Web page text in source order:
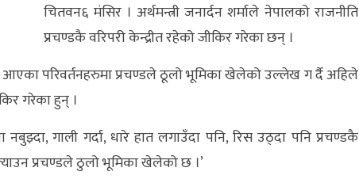
चितवन६ मंसिर । अर्थमन्त्री जनार्दन शर्माले नेपालको राजनीति
प्रचण्डकै वरिपरी केन्द्रीत रहेको जीकिर गरेका छन् ।
आएका परिवर्तनहरुमा प्रचण्डले ठूलो भूमिका खेलेको उल्लेख ग र्दै अहिले
गरेका हुन् ।
गाली गर्दा, धारे हात लगाउँदा पनि, रिस उठ्दा पनि प्रचण्डकै
प्रचण्डले ठुलो भूमिका खेलेको छ ।’